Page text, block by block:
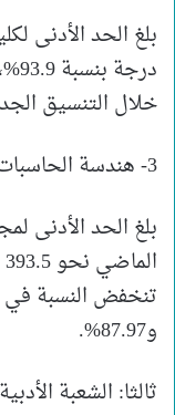
خلال التنسيق الجديد
3- هندسة الحاسبات
بلغ الحد الأدنى
و87.97%.
ثالثا: الشعبة الأدبية